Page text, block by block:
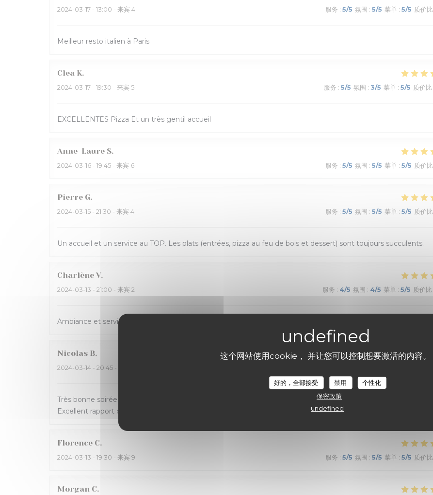
这个网站使用cookie， 并让您可以控制想要激活的内容。
好的，全部接受 禁用
个性化
保密政策
undefined
2024-03-17 - 13:00 - 来宾 4 服务 : 5/5 氛围 : 5/5 菜单 : 5/5 质价比
Meilleur resto italien à Paris
Clea K
2024-03-17 - 19:30 - 来宾 5 服务 : 5/5 氛围 : 3/5 菜单 : 5/5 质价比
EXCELLENTES Pizza Et un très gentil accueil
Anne-Laure S
2024-03-16 - 19:45 - 来宾 6 服务 : 5/5 氛围 : 5/5 菜单 : 5/5 质价比
Pierre G
2024-03-15 - 21:30 - 来宾 4 服务 : 5/5 氛围 : 5/5 菜单 : 5/5 质价比
Un accueil et un service au TOP. Les plats (entrées, pizza au feu de bois et dessert) sont toujours succulents.
Charlène V
2024-03-13 - 21:00 - 来宾 2 服务 : 4/5 氛围 : 4/5 菜单 : 5/5 质价比
Ambiance et service sympathique dans ce bistrot où la cuisine sicilienne est goûteuse et joyeuse.
Nicolas B
2024-03-14 - 20:45 - 来宾 4
Très bonne soirée passée à La Massara ! Carte alléchante, service sympa et rapide. Les pizzas étaient délicieuses.
Excellent rapport qualité/prix.
Florence C
2024-03-13 - 19:30 - 来宾 9 服务 : 5/5 氛围 : 5/5 菜单 : 5/5 质价比
Morgan C